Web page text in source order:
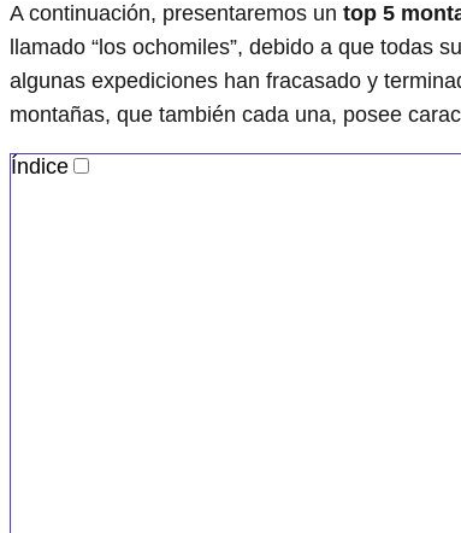
A continuación, presentaremos un top 5
llamado “los ochomiles”, debido a que todas
algunas expediciones han fracasado y
montañas, que también cada una, posee
Índice